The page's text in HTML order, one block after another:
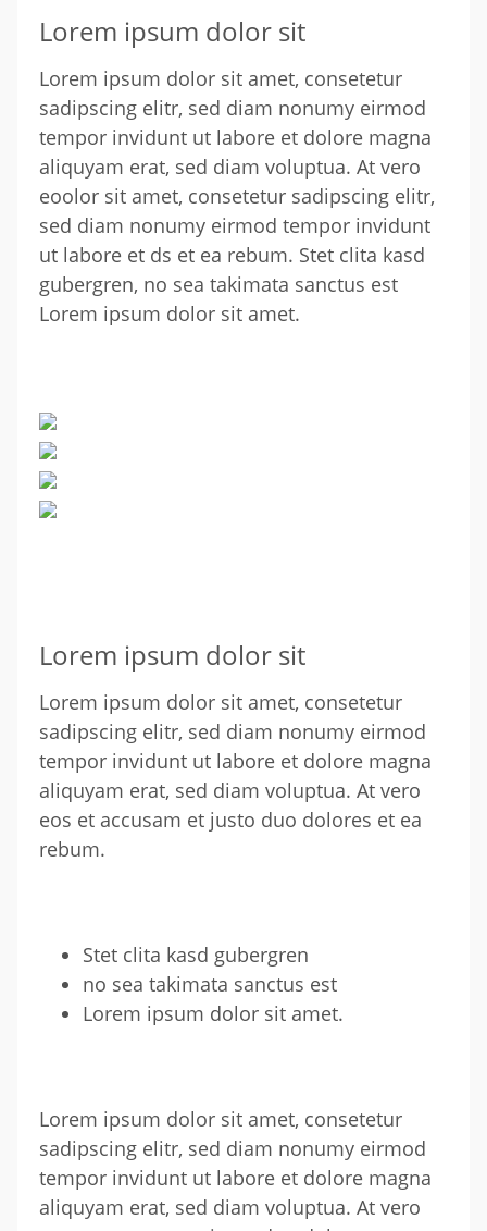
Lorem ipsum dolor sit
Lorem ipsum dolor sit amet, consetetur
sadipscing elitr, sed diam nonumy eirmod
tempor invidunt ut labore et dolore magna
aliquyam erat, sed diam voluptua. At vero
eoolor sit amet, consetetur sadipscing elitr,
sed diam nonumy eirmod tempor invidunt
ut labore et ds et ea rebum. Stet clita kasd
gubergren, no sea takimata sanctus est
Lorem ipsum dolor sit amet.
Lorem ipsum dolor sit
Lorem ipsum dolor sit amet, consetetur
sadipscing elitr, sed diam nonumy eirmod
tempor invidunt ut labore et dolore magna
aliquyam erat, sed diam voluptua. At vero
eos et accusam et justo duo dolores et ea
rebum.
Stet clita kasd gubergren
no sea takimata sanctus est
Lorem ipsum dolor sit amet.
Lorem ipsum dolor sit amet, consetetur
sadipscing elitr, sed diam nonumy eirmod
tempor invidunt ut labore et dolore magna
aliquyam erat, sed diam voluptua. At vero